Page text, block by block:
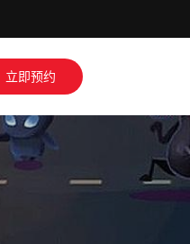
立即预约